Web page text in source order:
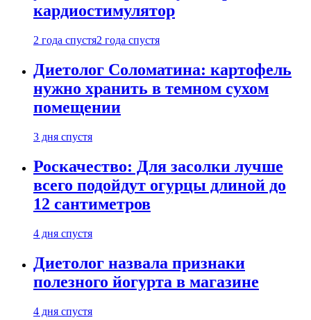
кардиостимулятор
2 года спустя2 года спустя
Диетолог Соломатина: картофель
нужно хранить в темном сухом
помещении
3 дня спустя
Роскачество: Для засолки лучше
всего подойдут огурцы длиной до
12 сантиметров
4 дня спустя
Диетолог назвала признаки
полезного йогурта в магазине
4 дня спустя